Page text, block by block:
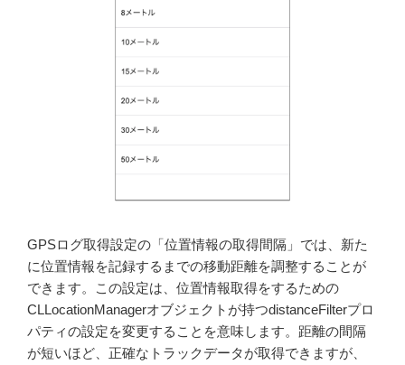
GPSログ取得設定の「位置情報の取得間隔」では、新た
に位置情報を記録するまでの移動距離を調整することが
できます。この設定は、位置情報取得をするための
CLLocationManagerオブジェクトが持つdistanceFilterプロ
パティの設定を変更することを意味します。距離の間隔
が短いほど、正確なトラックデータが取得できますが、